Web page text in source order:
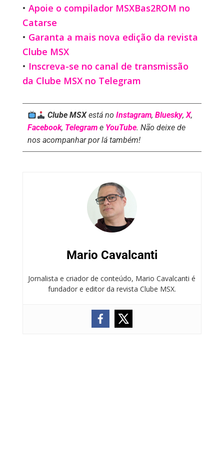
• Apoie o compilador MSXBas2ROM no
Catarse
• Garanta a mais nova edição da revista
Clube MSX
• Inscreva-se no canal de transmissão
da Clube MSX no Telegram
Clube MSXestá noInstagram,Bluesky,X,
Facebook, Telegrame YouTube. Não deixe de
nos acompanhar por lá também!
Mario Cavalcanti
Jornalista e criador de conteúdo, Mario Cavalcanti é
fundador e editor da revista Clube MSX.